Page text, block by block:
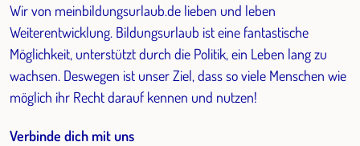
Wir von meinbildungsurlaub.de lieben und leben
Weiterentwicklung. Bildungsurlaub ist eine fantastische
Möglichkeit, unterstützt durch die Politik, ein Leben lang zu
wachsen. Deswegen ist unser Ziel, dass so viele Menschen wie
möglich ihr Recht darauf kennen und nutzen!
Verbinde dich mit uns